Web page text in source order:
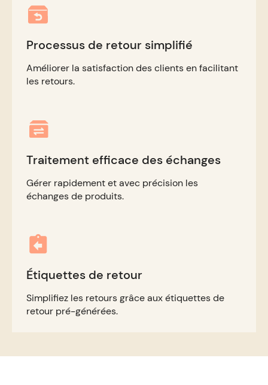
Processus de retour simplifié
Améliorer la satisfaction des clients en facilitant
les retours.
Traitement efficace des échanges
Gérer rapidement et avec précision les
échanges de produits.
Étiquettes de retour
Simplifiez les retours grâce aux étiquettes de
retour pré-générées.